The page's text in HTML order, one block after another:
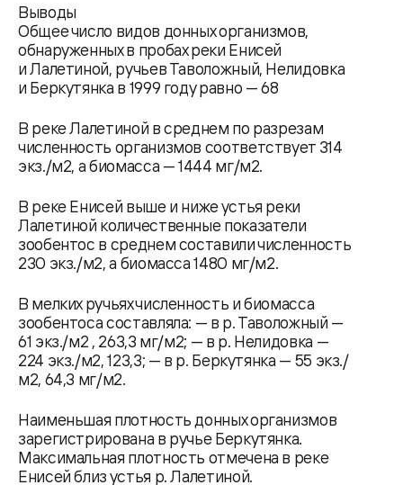
Выводы
Общее число видов донных организмов,
обнаруженных в пробах реки Енисей
и Лалетиной, ручьев Таволожный, Нелидовка
и Беркутянка в 1999 году равно — 68
В реке Лалетиной в среднем по разрезам
численность организмов соответствует 314
экз./м2, а биомасса — 1444 мг/м2.
В реке Енисей выше и ниже устья реки
Лалетиной количественные показатели
зообентос в среднем составили численность
230 экз./м2, а биомасса 1480 мг/м2.
В мелких ручьях численность и биомасса
зообентоса составляла: — в р. Таволожный —
61 экз./м2 , 263,3 мг/м2; — в р. Нелидовка —
224 экз./м2, 123,3; — в р. Беркутянка — 55 экз./
м2, 64,3 мг/м2.
Наименьшая плотность донных организмов
зарегистрирована в ручье Беркутянка.
Максимальная плотность отмечена в реке
Енисей близ устья р. Лалетиной.